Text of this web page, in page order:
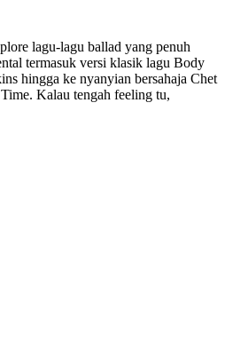
lagu-lagu ballad yang penuh
termasuk versi klasik lagu Body
hingga ke nyanyian bersahaja Chet
Kalau tengah feeling tu,